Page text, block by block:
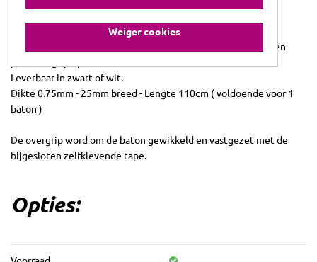
Deze overgrip heeft een non-woven onderlaag voor extra
demping, met een polyurethaan topcoating en zorgt voor een
Leverbaar in zwart of wit.
Dikte 0.75mm - 25mm breed - Lengte 110cm ( voldoende voor 1
baton )
De overgrip word om de baton gewikkeld en vastgezet met de
bijgesloten zelfklevende tape.
Opties:
Weiger cookies